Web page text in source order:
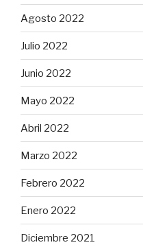
Agosto 2022
Julio 2022
Junio 2022
Mayo 2022
Abril 2022
Marzo 2022
Febrero 2022
Enero 2022
Diciembre 2021